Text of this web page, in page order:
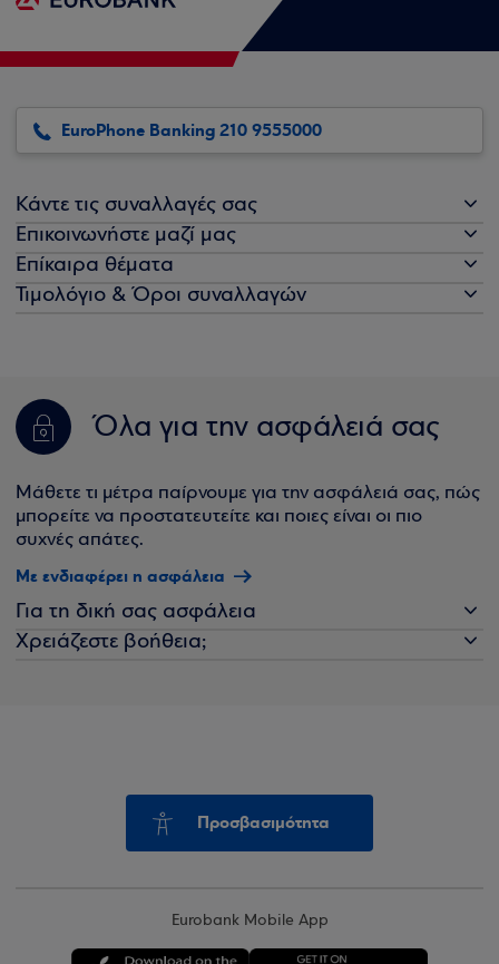
EuroPhone Banking 210 9555000
Κάντε τις συναλλαγές σας
Επικοινωνήστε μαζί μας
Επίκαιρα θέματα
Τιμολόγιο & Όροι συναλλαγών
Όλα για την ασφάλειά σας
Μάθετε τι μέτρα παίρνουμε για την ασφάλειά σας, πώς
μπορείτε να προστατευτείτε και ποιες είναι οι πιο
συχνές απάτες.
Με ενδιαφέρει η ασφάλεια
Για τη δική σας ασφάλεια
Χρειάζεστε βοήθεια;
Προσβασιμότητα
Eurobank Mobile App